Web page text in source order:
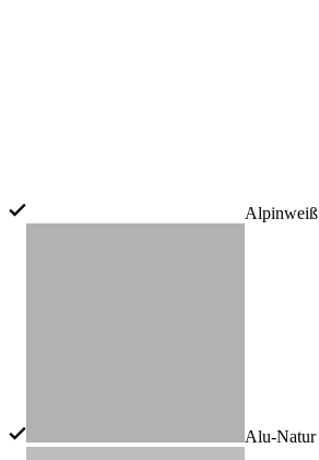
Alpinweiß
Alu-Natur